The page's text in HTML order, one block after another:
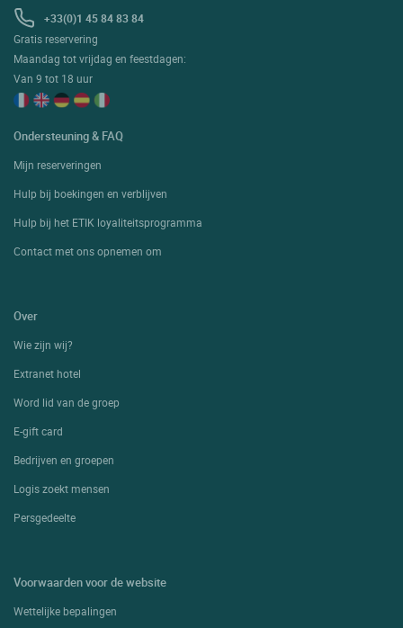
+33(0)1 45 84 83 84
Gratis reservering
Maandag tot vrijdag en feestdagen:
Van 9 tot 18 uur
Ondersteuning & FAQ
Mijn reserveringen
Hulp bij boekingen en verblijven
Hulp bij het ETIK loyaliteitsprogramma
Contact met ons opnemen om
Over
Wie zijn wij?
Extranet hotel
Word lid van de groep
E-gift card
Bedrijven en groepen
Logis zoekt mensen
Persgedeelte
Voorwaarden voor de website
Wettelijke bepalingen